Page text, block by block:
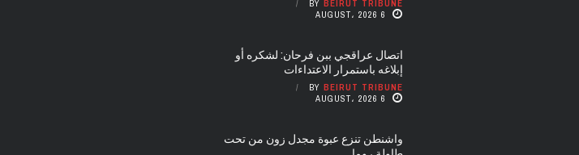
BY BEIRUT TRIBUNE
6 AUGUST، 2026
اتصال عراقجي ببن فرحان: لشكره أو
إبلاغه باستمرار الاعتداءات
BY BEIRUT TRIBUNE
6 AUGUST، 2026
واشنطن تنزع عبوة مجدل زون من تحت